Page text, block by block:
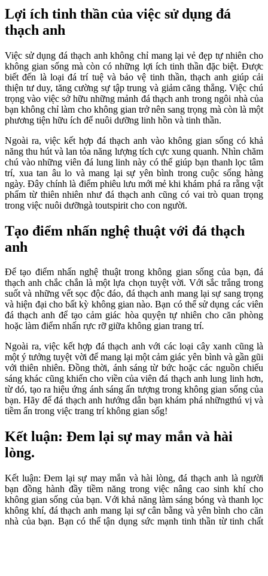
Lợi ích tinh thần của việc sử dụng đá
thạch anh
Việc sử dụng đá thạch anh không chỉ mang lại vẻ đẹp tự nhiên cho
không gian sống mà còn có những lợi ích tinh thần đặc biệt. Được
biết đến là loại đá trí tuệ và bảo vệ tinh thần, thạch anh giúp cải
thiện tư duy, tăng cường sự tập trung và giảm căng thẳng. Việc chú
trọng vào việc sở hữu những mảnh đá thạch anh trong ngôi nhà của
bạn không chỉ làm cho không gian trở nên sang trọng mà còn là một
phương tiện hữu ích để nuôi dưỡng linh hồn và tinh thần.
Ngoài ra, việc kết hợp đá thạch anh vào không gian sống có khả
năng thu hút và lan tỏa năng lượng tích cực xung quanh. Nhìn chăm
chú vào những viên đá lung linh này có thể giúp bạn thanh lọc tâm
trí, xua tan âu lo và mang lại sự yên bình trong cuộc sống hàng
ngày. Đây chính là điểm phiêu lưu mới mẻ khi khám phá ra rằng vật
phẩm từ thiên nhiên như đá thạch anh cũng có vai trò quan trọng
trong việc nuôi dưỡngà toutspirit cho con người.
Tạo điểm nhấn nghệ thuật với đá thạch
anh
Để tạo điểm nhấn nghệ thuật trong không gian sống của bạn, đá
thạch anh chắc chắn là một lựa chọn tuyệt vời. Với sắc trắng trong
suốt và những vết sọc độc đáo, đá thạch anh mang lại sự sang trọng
và hiện đại cho bất kỳ không gian nào. Bạn có thể sử dụng các viên
đá thạch anh để tạo cảm giác hòa quyện tự nhiên cho căn phòng
hoặc làm điểm nhấn rực rỡ giữa không gian trang trí.
Ngoài ra, việc kết hợp đá thạch anh với các loại cây xanh cũng là
một ý tưởng tuyệt vời để mang lại một cảm giác yên bình và gần gũi
với thiên nhiên. Đồng thời, ánh sáng từ bức hoặc các nguồn chiếu
sáng khác cũng khiến cho viền của viên đá thạch anh lung linh hơn,
từ dó, tạo ra hiệu ứng ánh sáng ấn tượng trong không gian sống của
bạn. Hãy để đá thạch anh hướng dẫn bạn khám phá nhữngthú vị và
tiềm ẩn trong việc trang trí không gian sốg!
Kết luận: Đem lại sự may mắn và hài
lòng.
Kết luận: Đem lại sự may mắn và hài lòng, đá thạch anh là người
bạn đồng hành đầy tiềm năng trong việc nâng cao sinh khí cho
không gian sống của bạn. Với khả năng làm sáng bóng và thanh lọc
không khí, đá thạch anh mang lại sự cân bằng và yên bình cho căn
nhà của bạn. Bạn có thể tận dụng sức mạnh tinh thần từ tinh chất